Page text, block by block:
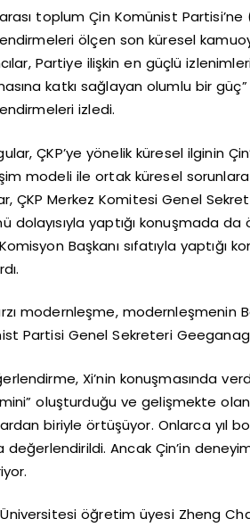
toplum Çin Komünist Partisi’ne
ölçen son küresel
Partiye ilişkin en güçlü
katkı sağlayan olumlu bir
izledi.
ÇKP’ye yönelik küresel ilginin
modeli ile ortak küresel sorunlara
ÇKP Merkez Komitesi Genel
dolayısıyla yaptığı konuşmada da
Başkanı sıfatıyla yaptığı
modernleşme, modernleşmenin
Partisi Genel Sekreteri
Xi’nin konuşmasında
oluşturduğu ve gelişmekte
biriyle örtüşüyor. Onlarca yıl
değerlendirildi. Ancak Çin’in
öğretim üyesi Zheng